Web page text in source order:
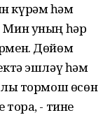
күрәм һәм
Мин уның һәр
Дөйөм
эшләү һәм
тормош өсөн
тора, - тине